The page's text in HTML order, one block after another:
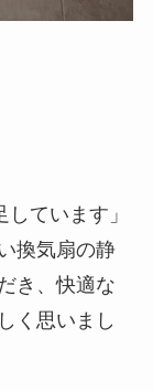
ています」
換気扇の静
き、快適な
く思いまし